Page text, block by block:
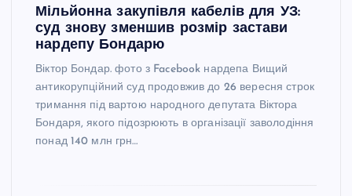
Мільйонна закупівля кабелів для УЗ:
суд знову зменшив розмір застави
нардепу Бондарю
Віктор Бондар. фото з Facebook нардепа Вищий
антикорупційний суд продовжив до 26 вересня строк
тримання під вартою народного депутата Віктора
Бондаря, якого підозрюють в організації заволодіння
понад 140 млн грн…